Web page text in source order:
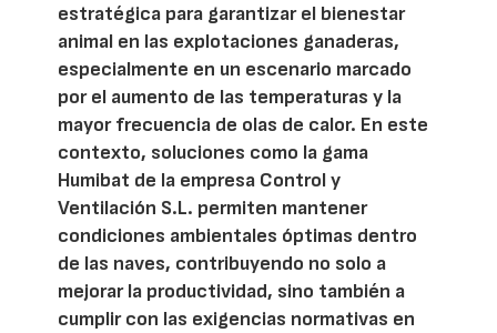
estratégica para garantizar el bienestar
animal en las explotaciones ganaderas,
especialmente en un escenario marcado
por el aumento de las temperaturas y la
mayor frecuencia de olas de calor. En este
contexto, soluciones como la gama
Humibat de la empresa Control y
Ventilación S.L. permiten mantener
condiciones ambientales óptimas dentro
de las naves, contribuyendo no solo a
mejorar la productividad, sino también a
cumplir con las exigencias normativas en